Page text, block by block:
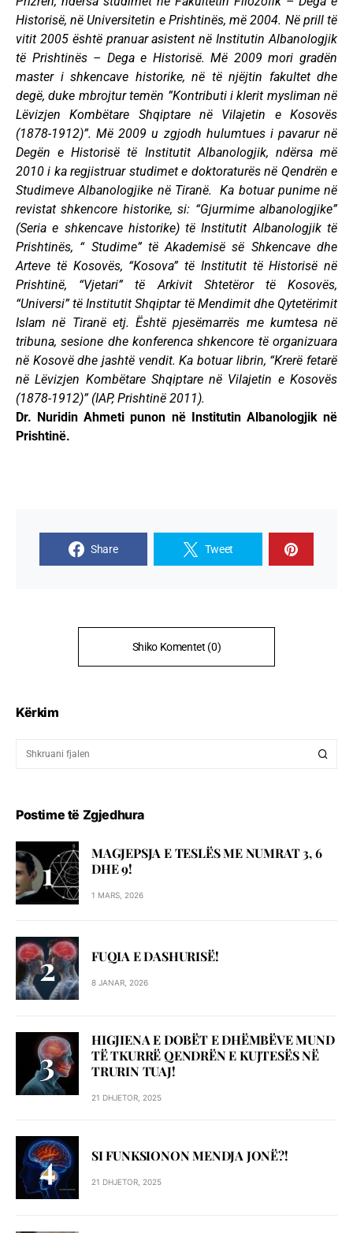
Historisë, në Universitetin e Prishtinës, më 2004. Në prill të
vitit 2005 është pranuar asistent në Institutin Albanologjik
të Prishtinës – Dega e Historisë. Më 2009 mori gradën
master i shkencave historike, në të njëjtin fakultet dhe
degë, duke mbrojtur temën ”Kontributi i klerit mysliman në
Lëvizjen Kombëtare Shqiptare në Vilajetin e Kosovës
(1878-1912)”. Më 2009 u zgjodh hulumtues i pavarur në
Degën e Historisë të Institutit Albanologjik, ndërsa më
2010 i ka regjistruar studimet e doktoraturës në Qendrën e
Studimeve Albanologjike në Tiranë. Ka botuar punime në
revistat shkencore historike, si: “Gjurmime albanologjike”
(Seria e shkencave historike) të Institutit Albanologjik të
Prishtinës, “ Studime” të Akademisë së Shkencave dhe
Arteve të Kosovës, “Kosova” të Institutit të Historisë në
Prishtinë, “Vjetari” të Arkivit Shtetëror të Kosovës,
“Universi” të Institutit Shqiptar të Mendimit dhe Qytetërimit
Islam në Tiranë etj. Është pjesëmarrës me kumtesa në
tribuna, sesione dhe konferenca shkencore të organizuara
në Kosovë dhe jashtë vendit. Ka botuar librin, “Krerë fetarë
në Lëvizjen Kombëtare Shqiptare në Vilajetin e Kosovës
(1878-1912)” (IAP, Prishtinë 2011).
Dr. Nuridin Ahmeti punon në Institutin Albanologjik në
Prishtinë.
Share Tweet
Shiko Komentet (0)
Kërkim
Postime të Zgjedhura
MAGJEPSJA E TESLËS ME NUMRAT 3, 6
DHE 9!
1 MARS, 2026
FUQIA E DASHURISË!
8 JANAR, 2026
HIGJIENA E DOBËT E DHËMBËVE MUND
TË TKURRË QENDRËN E KUJTESËS NË
TRURIN TUAJ!
21 DHJETOR, 2025
SI FUNKSIONON MENDJA JONË?!
21 DHJETOR, 2025